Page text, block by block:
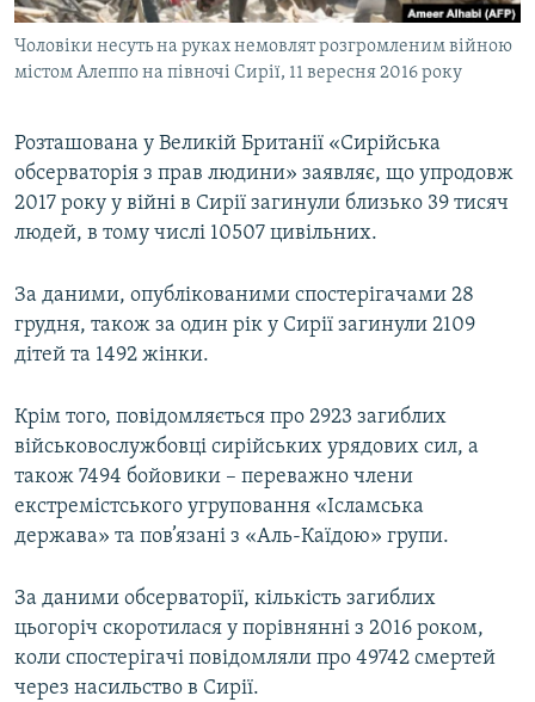
СВІДЧЕННЯ ОКУПАЦІЇ
УКРАЇНСЬКА ПРОБЛЕМА КРИМУ
Qırımtatar
Усі сайти RFE/RL
Чоловіки несуть на руках немовлят розгромленим війною
містом Алеппо на півночі Сирії, 11 вересня 2016 року
Розташована у Великій Британії «Сирійська
обсерваторія з прав людини» заявляє, що упродовж
2017 року у війні в Сирії загинули близько 39 тисяч
людей, в тому числі 10507 цивільних.
За даними, опублікованими спостерігачами 28
грудня, також за один рік у Сирії загинули 2109
дітей та 1492 жінки.
Крім того, повідомляється про 2923 загиблих
військовослужбовці сирійських урядових сил, а
також 7494 бойовики – переважно члени
екстремістського угруповання «Ісламська
держава» та пов’язані з «Аль-Каїдою» групи.
За даними обсерваторії, кількість загиблих
цьогоріч скоротилася у порівнянні з 2016 роком,
коли спостерігачі повідомляли про 49742 смертей
через насильство в Сирії.